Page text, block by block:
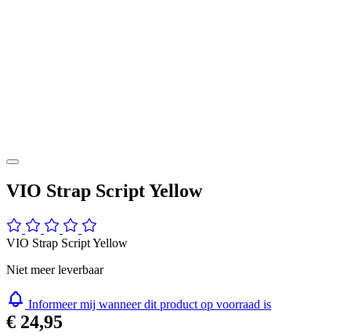
VIO Strap Script Yellow
VIO Strap Script Yellow
Niet meer leverbaar
Informeer mij wanneer dit product op voorraad is
€ 24,95